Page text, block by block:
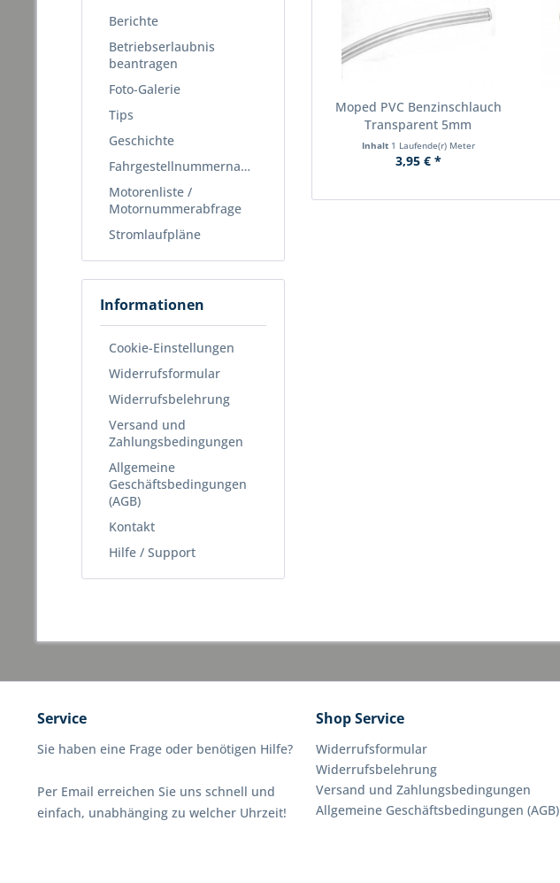
Berichte
Betriebserlaubnis
beantragen
Foto-Galerie
Tips
Geschichte
Fahrgestellnummernabfrage
Motorenliste /
Motornummerabfrage
Stromlaufpläne
Informationen
Cookie-Einstellungen
Widerrufsformular
Widerrufsbelehrung
Versand und
Zahlungsbedingungen
Allgemeine
Geschäftsbedingungen
(AGB)
Kontakt
Hilfe / Support
Moped PVC Benzinschlauch
Transparent 5mm
Inhalt 1 Laufende(r) Meter
3,95 € *
Service
Sie haben eine Frage oder benötigen Hilfe?
Per Email erreichen Sie uns schnell und
einfach, unabhänging zu welcher Uhrzeit!
Shop Service
Widerrufsformular
Widerrufsbelehrung
Versand und Zahlungsbedingungen
Allgemeine Geschäftsbedingungen (AGB)